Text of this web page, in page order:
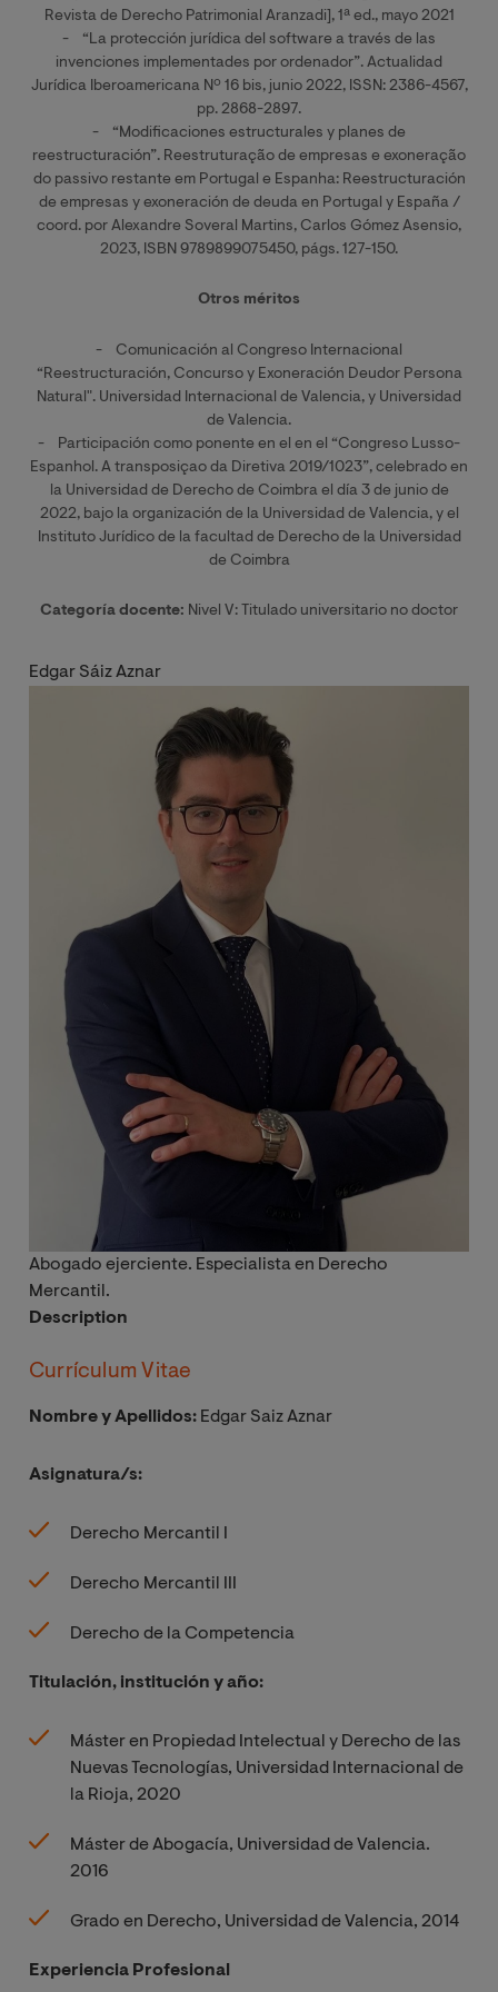
Revista de Derecho Patrimonial Aranzadi], 1ª ed., mayo 2021
- “La protección jurídica del software a través de las
invenciones implementades por ordenador”. Actualidad
Jurídica Iberoamericana Nº 16 bis, junio 2022, ISSN: 2386-4567,
pp. 2868-2897.
- “Modificaciones estructurales y planes de
reestructuración”. Reestruturação de empresas e exoneração
do passivo restante em Portugal e Espanha: Reestructuración
de empresas y exoneración de deuda en Portugal y España /
coord. por Alexandre Soveral Martins, Carlos Gómez Asensio,
2023, ISBN 9789899075450, págs. 127-150.
Otros méritos
- Comunicación al Congreso Internacional
“Reestructuración, Concurso y Exoneración Deudor Persona
Natural". Universidad Internacional de Valencia, y Universidad
de Valencia.
- Participación como ponente en el en el “Congreso Lusso-
Espanhol. A transposiçao da Diretiva 2019/1023”, celebrado en
la Universidad de Derecho de Coimbra el día 3 de junio de
2022, bajo la organización de la Universidad de Valencia, y el
Instituto Jurídico de la facultad de Derecho de la Universidad
de Coimbra
Categoría docente: Nivel V: Titulado universitario no doctor
Edgar Sáiz Aznar
Abogado ejerciente. Especialista en Derecho
Mercantil.
Description
Currículum Vitae
Nombre y Apellidos: Edgar Saiz Aznar
Asignatura/s:
Derecho Mercantil I
Derecho Mercantil III
Derecho de la Competencia
Titulación, institución y año:
Máster en Propiedad Intelectual y Derecho de las
Nuevas Tecnologías, Universidad Internacional de
la Rioja, 2020
Máster de Abogacía, Universidad de Valencia.
2016
Grado en Derecho, Universidad de Valencia, 2014
Experiencia Profesional